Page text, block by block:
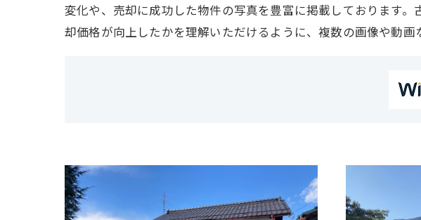
変化や、売却に成功した物件の写真を豊富に掲載しております
却価格が向上したかを理解いただけるように、複数の画像や動